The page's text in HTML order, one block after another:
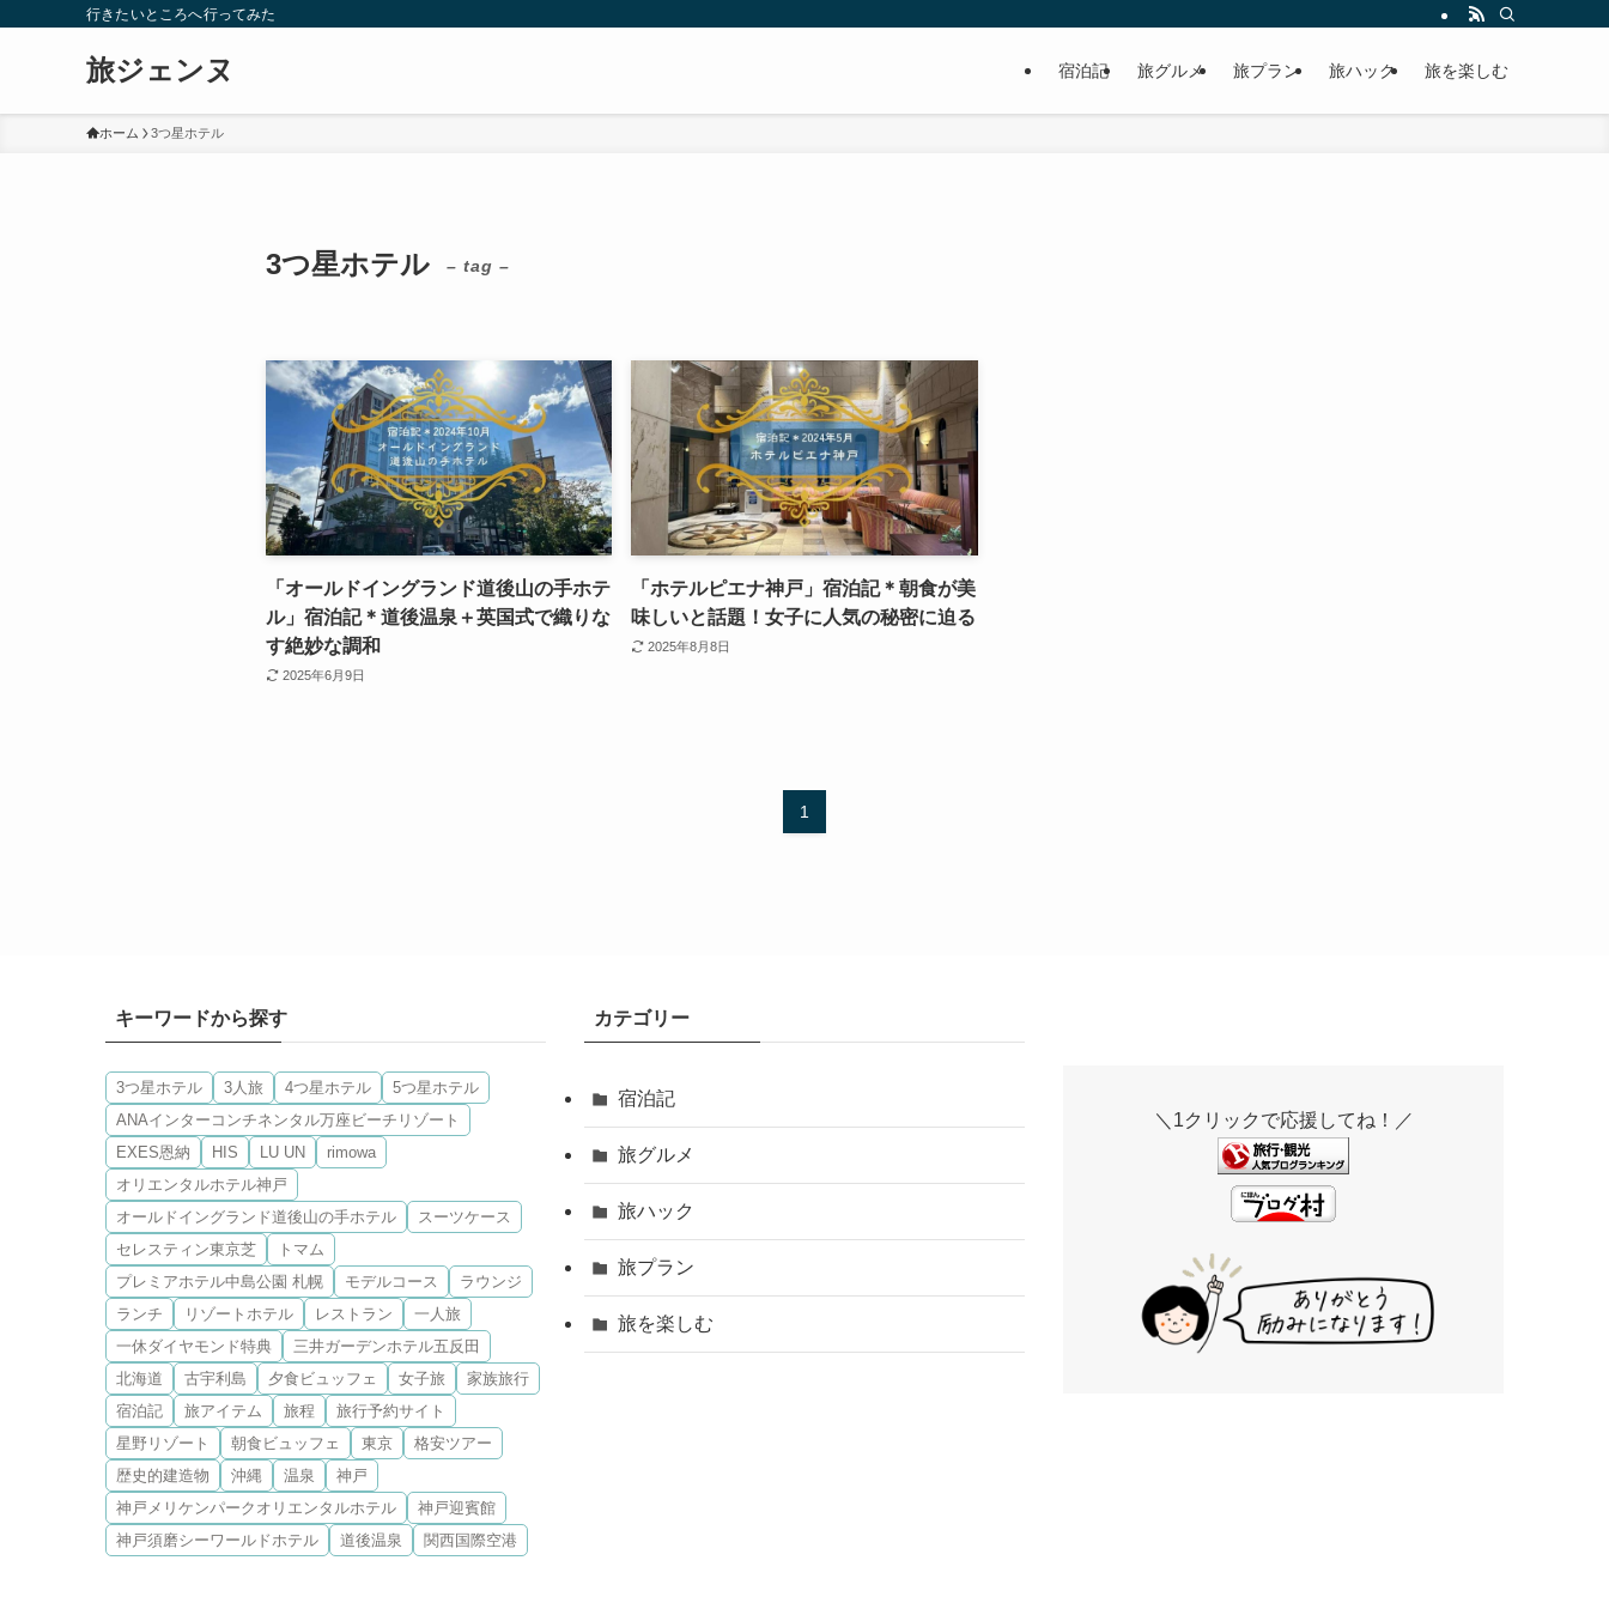
行きたいところへ行ってみた
旅ジェンヌ 宿泊記 旅グルメ 旅プラン 旅ハック 旅を楽しむ
ホーム 3つ星ホテル
3つ星ホテル – tag –
「オールドイングランド道後山の手ホテ
ル」宿泊記＊道後温泉＋英国式で織りな
す絶妙な調和
2025年6月9日
「ホテルピエナ神戸」宿泊記＊朝食が美
味しいと話題！女子に人気の秘密に迫る
2025年8月8日
1
キーワードから探す
3つ星ホテル 3人旅 4つ星ホテル
5つ星ホテル
ANAインターコンチネンタル万座ビーチリゾート
EXES恩納
HIS LU UN
rimowa
オリエンタルホテル神戸
オールドイングランド道後山の手ホテル
スーツケース
セレスティン東京芝
トマム
プレミアホテル中島公園 札幌
モデルコース
ラウンジ
ランチ
リゾートホテル レストラン
一人旅
一休ダイヤモンド特典
三井ガーデンホテル五反田
北海道
古宇利島 夕食ビュッフェ 女子旅
家族旅行
宿泊記
旅アイテム 旅程
旅行予約サイト
星野リゾート
朝食ビュッフェ 東京
格安ツアー
歴史的建造物
沖縄 温泉
神戸
神戸メリケンパークオリエンタルホテル
神戸迎賓館
神戸須磨シーワールドホテル
道後温泉 関西国際空港
カテゴリー
宿泊記
旅グルメ
旅ハック
旅プラン
旅を楽しむ
＼1クリックで応援してね！／